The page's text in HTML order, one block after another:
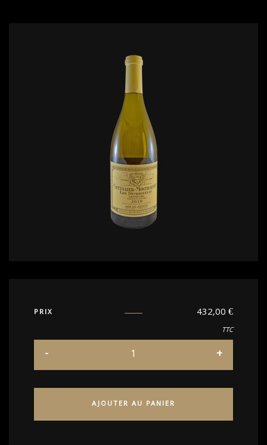
PRIX 432,00€
TTC
AJOUTER AU PANIER